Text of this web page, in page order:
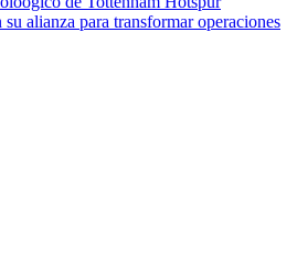
alianza para transformar operaciones